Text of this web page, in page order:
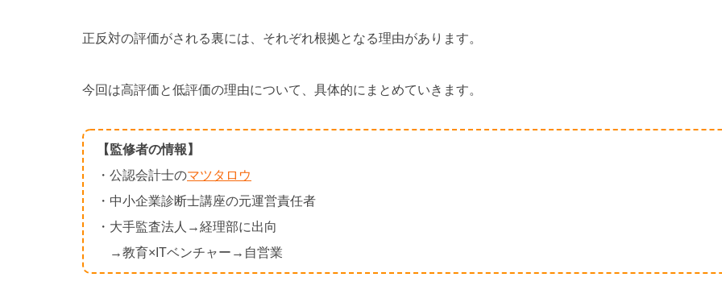
正反対の評価がされる裏には、それぞれ根拠となる理由があります。
今回は高評価と低評価の理由について、具体的にまとめていきます。
【監修者の情報】
・公認会計士のマツタロウ
・中小企業診断士講座の元運営責任者
・大手監査法人→経理部に出向
→教育×ITベンチャー→自営業